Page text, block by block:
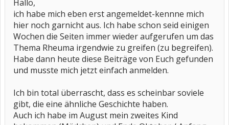
Hallo,
ich habe mich eben erst angemeldet-kennne mich
hier noch garnicht aus. Ich habe schon seid einigen
Wochen die Seiten immer wieder aufgerufen um das
Thema Rheuma irgendwie zu greifen (zu begreifen).
Habe dann heute diese Beiträge von Euch gefunden
und musste mich jetzt einfach anmelden.
Ich bin total überrascht, dass es scheinbar soviele
gibt, die eine ähnliche Geschichte haben.
Auch ich habe im August mein zweites Kind